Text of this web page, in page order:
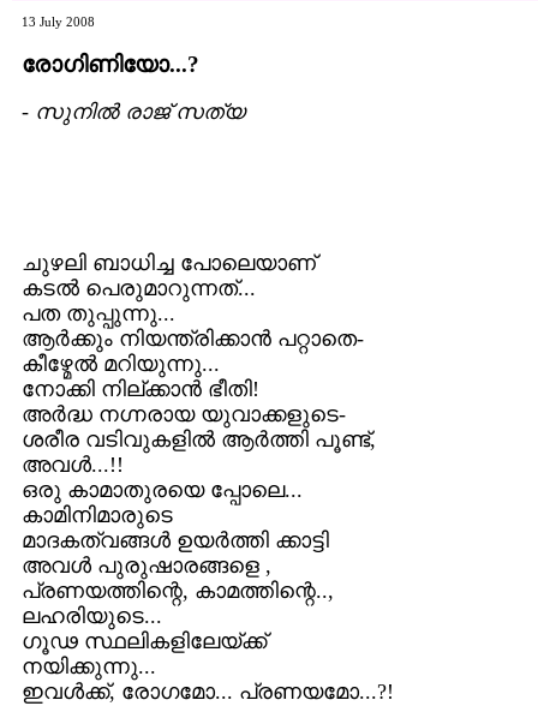
13 July 2008
രോഗിണിയോ...?
- സുനില്‍ രാജ് സത്യ
ചുഴലി ബാധിച്ച പോലെയാണ്
കടല്‍ പെരുമാറുന്നത്...
പത തുപ്പുന്നു...
ആര്‍ക്കും നിയന്ത്രിക്കാന്‍ പറ്റാതെ-
കീഴ്മേല്‍ മറിയുന്നു...
നോക്കി നില്ക്കാന്‍ ഭീതി!
അര്‍ദ്ധ നഗ്നരായ യുവാക്കളുടെ-
ശരീര വടിവുകളില്‍ ആര്‍ത്തി പൂണ്ട്,
അവള്‍...!!
ഒരു കാമാതുരയെ പ്പോലെ...
കാമിനിമാരുടെ
മാദകത്വങ്ങള്‍ ഉയര്‍ത്തി ക്കാട്ടി
അവള്‍ പുരുഷാരങ്ങളെ ,
പ്രണയത്തിന്റെ, കാമത്തിന്റെ..,
ലഹരിയുടെ...
ഗൂഢ സ്ഥലികളിലേയ്ക്ക്
നയിക്കുന്നു...
ഇവള്‍ക്ക്, രോഗമോ... പ്രണയമോ...?!